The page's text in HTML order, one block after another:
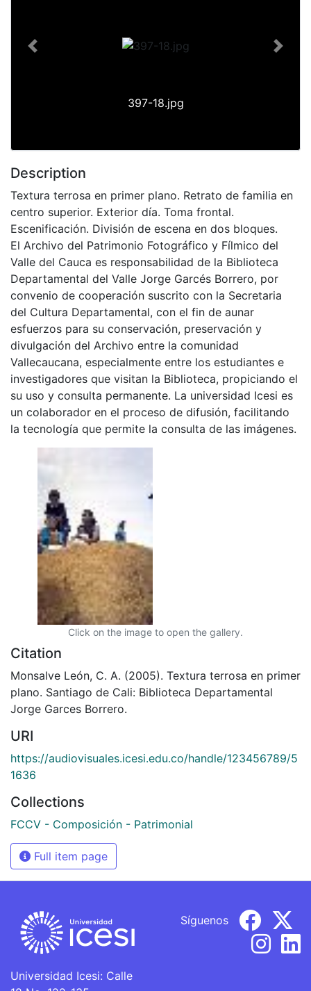
397-18.jpg
Previous Next
Description
Textura terrosa en primer plano. Retrato de familia en
centro superior. Exterior día. Toma frontal.
Escenificación. División de escena en dos bloques.
El Archivo del Patrimonio Fotográfico y Fílmico del
Valle del Cauca es responsabilidad de la Biblioteca
Departamental del Valle Jorge Garcés Borrero, por
convenio de cooperación suscrito con la Secretaria
del Cultura Departamental, con el fin de aunar
esfuerzos para su conservación, preservación y
divulgación del Archivo entre la comunidad
Vallecaucana, especialmente entre los estudiantes e
investigadores que visitan la Biblioteca, propiciando el
su uso y consulta permanente. La universidad Icesi es
un colaborador en el proceso de difusión, facilitando
la tecnología que permite la consulta de las imágenes.
Click on the image to open the gallery.
Citation
Monsalve León, C. A. (2005). Textura terrosa en primer
plano. Santiago de Cali: Biblioteca Departamental
Jorge Garces Borrero.
URI
https://audiovisuales.icesi.edu.co/handle/123456789/5
1636
Collections
FCCV - Composición - Patrimonial
Full item page
Universidad Icesi: Calle
Síguenos